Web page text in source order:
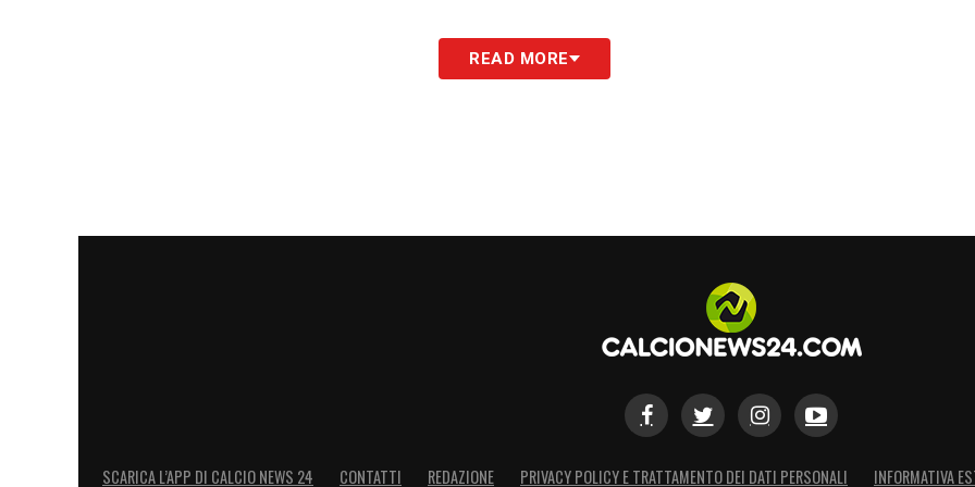
READ MORE
SCARICA L’APP DI CALCIO NEWS 24 CONTATTI REDAZIONE PRIVACY POLICY E TRATTAMENTO DEI DATI PERSONALI INFORMATIVA